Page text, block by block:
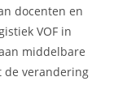
docenten en
VOF in
middelbare
de verandering